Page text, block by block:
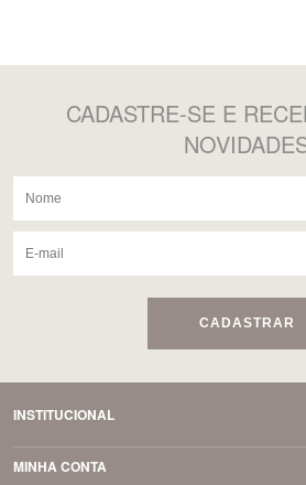
CADASTRE-SE E
CADASTRAR
INSTITUCIONAL
MINHA CONTA